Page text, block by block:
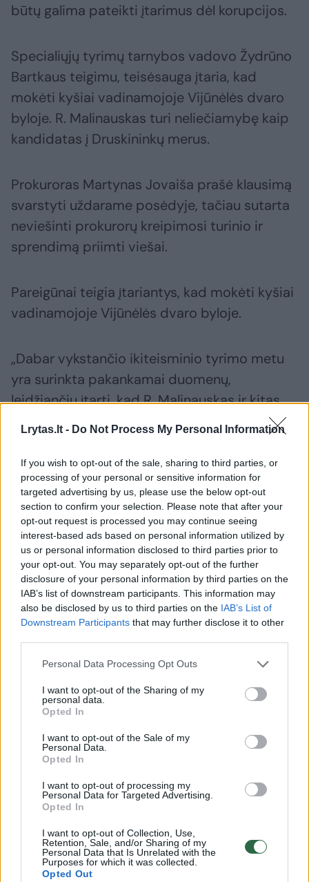
Lrytas.lt - Do Not Process My Personal Information
If you wish to opt-out of the sale, sharing to third parties, or
processing of your personal or sensitive information for
targeted advertising by us, please use the below opt-out
section to confirm your selection. Please note that after your
opt-out request is processed you may continue seeing
interest-based ads based on personal information utilized by
us or personal information disclosed to third parties prior to
your opt-out. You may separately opt-out of the further
disclosure of your personal information by third parties on the
IAB’s list of downstream participants. This information may
also be disclosed by us to third parties on the IAB’s List of
Downstream Participants that may further disclose it to other
Personal Data Processing Opt Outs
I want to opt-out of the Sharing of my
personal data.
Opted In
I want to opt-out of the Sale of my
Personal Data.
Opted In
I want to opt-out of processing my
Personal Data for Targeted Advertising.
Opted In
I want to opt-out of Collection, Use,
Retention, Sale, and/or Sharing of my
Personal Data that Is Unrelated with the
Purposes for which it was collected.
Opted Out
būtų galima pateikti įtarimus dėl korupcijos.
Specialiųjų tyrimų tarnybos vadovo Žydrūno
Bartkaus teigimu, teisėsauga įtaria, kad
mokėti kyšiai vadinamojoje Vijūnėlės dvaro
byloje. R. Malinauskas turi neliečiamybę kaip
kandidatas į Druskininkų merus.
Prokuroras Martynas Jovaiša prašė klausimą
svarstyti uždarame posėdyje, tačiau sutarta
neviešinti prokurorų kreipimosi turinio ir
sprendimą priimti viešai.
Pareigūnai teigia įtariantys, kad mokėti kyšiai
vadinamojoje Vijūnėlės dvaro byloje.
„Dabar vykstančio ikiteisminio tyrimo metu
yra surinkta pakankamai duomenų,
leidžiančių įtarti, kad R. Malinauskas ir kitas
asmuo dalyvavo nusikalstamas veikas“, –
Jis sakė šiuo metu negalintis atsakyti, ar
teisėsauga sulaikys R. Malinauską.
„Pagal šiandien duotą leidimą panaikinus
neliečiamybę teisėsaugos institucijos įgyja
teisę sulaikyti ar kreiptis į teismą suėmimo,
tačiau, ar tai bus daroma, negalėčiau
Jis patvirtino, kad įtarimai susiję su
kyšininkavimu, bet nekomentavo, apie kokio
Prabilo apie jo namuose atliktas kratas
Ketvirtadienį surengtos spaudos
konferencijos metu R.Malinauskas pranešė,
kad tiek jo, tiek ir jo patarėjo A.Kadziausko
namuose ketvirtadienį buvo atliekamos